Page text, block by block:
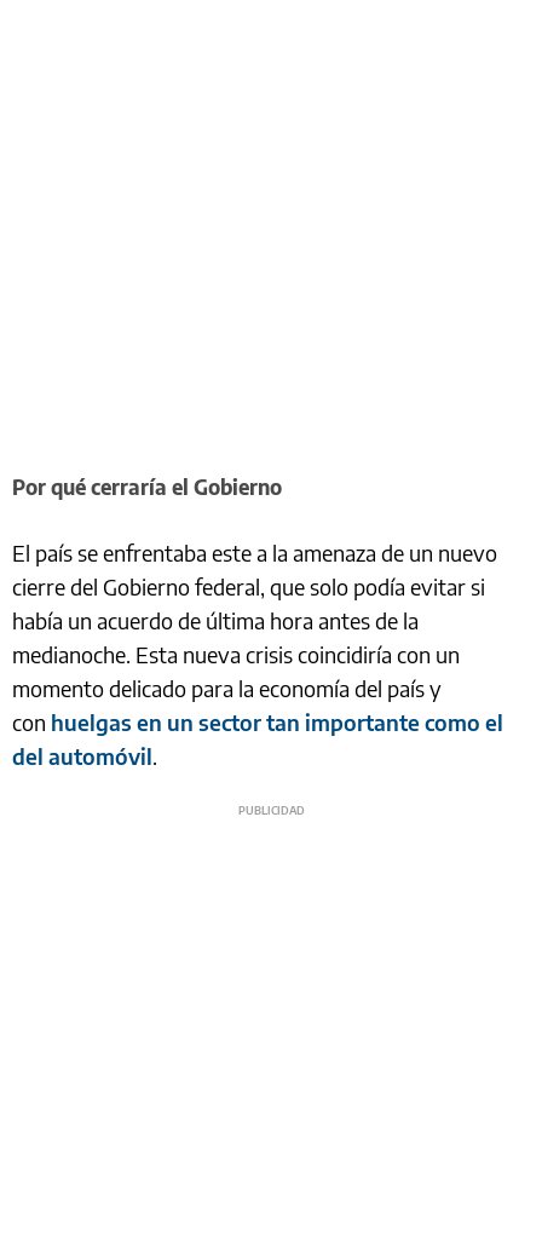
Por qué cerraría el Gobierno
El país se enfrentaba este a la amenaza de un nuevo
cierre del Gobierno federal, que solo podía evitar si
había un acuerdo de última hora antes de la
medianoche. Esta nueva crisis coincidiría con un
momento delicado para la economía del país y
con huelgas en un sector tan importante como el
del automóvil.